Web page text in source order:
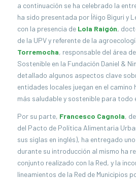
a continuación se ha celebrado la
ha sido presentada por Íñigo Biguri y
con la presencia de Lola Raigón,
de la UPV y referente de la
Torremocha, responsable del área
Sostenible en la Fundación Daniel &
detallado algunos aspectos clave
entidades locales juegan en el camino
más saludable y sostenible para todo
Por su parte, Francesco Cagnola,
del Pacto de Política Alimentaria
sus siglas en inglés), ha entregado
durante su introducción al mismo ha
conjunto realizado con la Red, y la
lineamientos de la Red de Municipios